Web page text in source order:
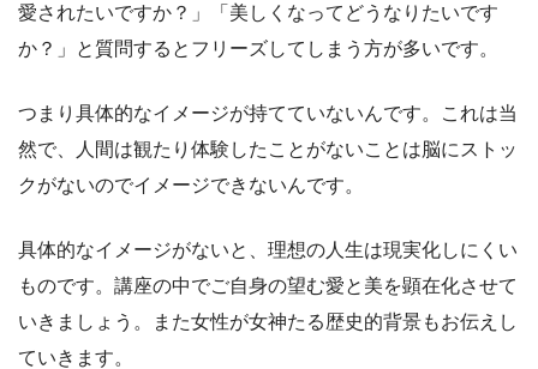
愛されたいですか？」「美しくなってどうなりたいです
か？」と質問するとフリーズしてしまう方が多いです。
つまり具体的なイメージが持てていないんです。これは当
然で、人間は観たり体験したことがないことは脳にストッ
クがないのでイメージできないんです。
具体的なイメージがないと、理想の人生は現実化しにくい
ものです。講座の中でご自身の望む愛と美を顕在化させて
いきましょう。また女性が女神たる歴史的背景もお伝えし
ていきます。